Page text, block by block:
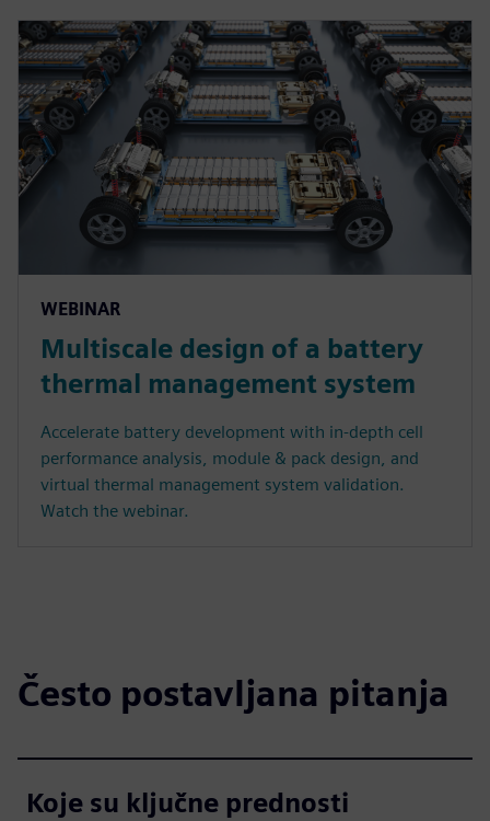
WEBINAR
Multiscale design of a battery
thermal management system
Accelerate battery development with in-depth cell
performance analysis, module & pack design, and
virtual thermal management system validation.
Watch the webinar.
Često postavljana pitanja
Koje su ključne prednosti